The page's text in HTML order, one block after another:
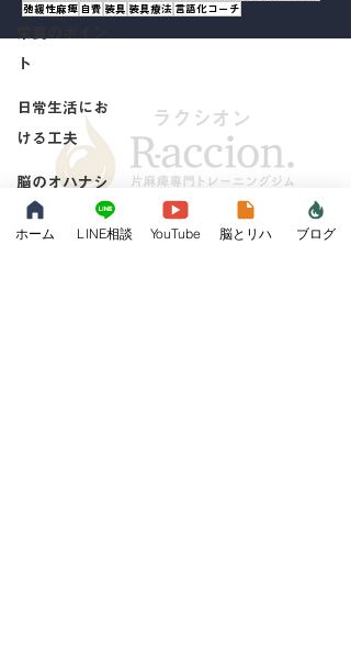
ト
日常生活にお
ける工夫
脳のオハナシ
装具のオハナ
弛緩性麻痺 自費 装具 装具療法 言語化コーチ
ラクシオン
since 2022
ホーム LINE相談 YouTube 脳とリハ ブログ